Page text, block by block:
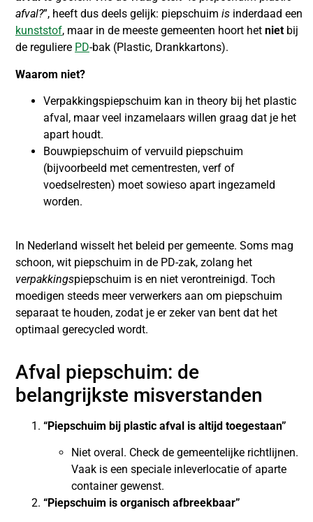
afval?”, heeft dus deels gelijk: piepschuim is inderdaad een
kunststof, maar in de meeste gemeenten hoort het niet bij
de reguliere PD-bak (Plastic, Drankkartons).
Waarom niet?
Verpakkingspiepschuim kan in theory bij het plastic
afval, maar veel inzamelaars willen graag dat je het
apart houdt.
Bouwpiepschuim of vervuild piepschuim
(bijvoorbeeld met cementresten, verf of
voedselresten) moet sowieso apart ingezameld
worden.
In Nederland wisselt het beleid per gemeente. Soms mag
schoon, wit piepschuim in de PD-zak, zolang het
verpakkingspiepschuim is en niet verontreinigd. Toch
moedigen steeds meer verwerkers aan om piepschuim
separaat te houden, zodat je er zeker van bent dat het
optimaal gerecycled wordt.
Afval piepschuim: de
belangrijkste misverstanden
“Piepschuim bij plastic afval is altijd toegestaan”
Niet overal. Check de gemeentelijke richtlijnen.
Vaak is een speciale inleverlocatie of aparte
container gewenst.
“Piepschuim is organisch afbreekbaar”